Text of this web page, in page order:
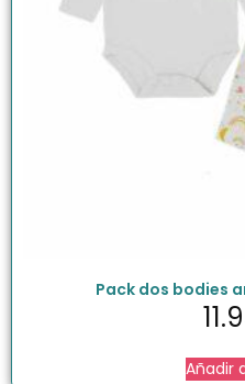
Pack dos bodies
Añadir